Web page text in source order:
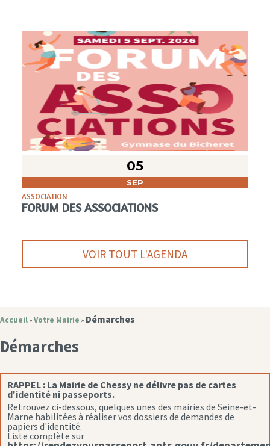
05
SEP
ASSOCIATION
FORUM DES ASSOCIATIONS
VOIR TOUT L'AGENDA
Accueil » Votre Mairie » Démarches
Démarches
RAPPEL : La Mairie de Chessy ne délivre pas de cartes
d'identité ni passeports.
Retrouvez ci-dessous, quelques unes des mairies de Seine-et-
Marne habilitées à réaliser vos dossiers de demandes de
papiers d'identité.
Liste complète sur